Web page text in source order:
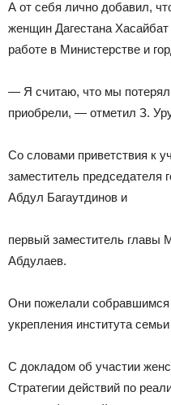
А от себя лично добавил,
женщин Дагестана
работе в Министерстве и
— Я считаю, что мы
приобрели, — отметил З.
Со словами приветствия к
заместитель председателя
Абдул Багаутдинов и
первый заместитель главы
Абдулаев.
Они пожелали собравшимся
укрепления института
С докладом об участии
Стратегии действий по